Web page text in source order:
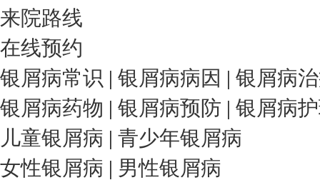
来院路线
在线预约
银屑病常识 | 银屑病病因 | 银屑病
银屑病药物 | 银屑病预防 | 银屑病
儿童银屑病 | 青少年银屑病
女性银屑病 | 男性银屑病